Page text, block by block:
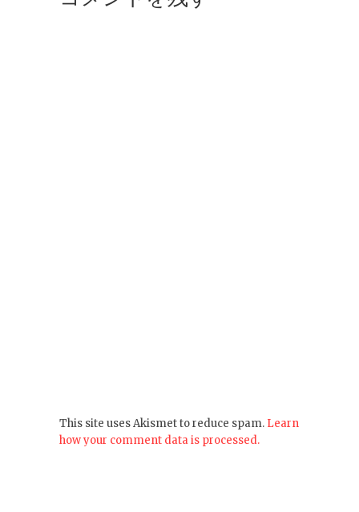
This site uses Akismet to reduce spam. Learn
how your comment data is processed.